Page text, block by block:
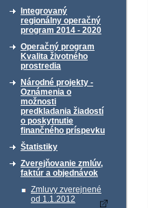
Integrovaný
regionálny operačný
program 2014 - 2020
Operačný program
Kvalita životného
prostredia
Národné projekty -
Oznámenia o
možnosti
predkladania žiadostí
o poskytnutie
finančného príspevku
Štatistiky
Zverejňovanie zmlúv,
faktúr a objednávok
Zmluvy zverejnené
od 1.1.2012